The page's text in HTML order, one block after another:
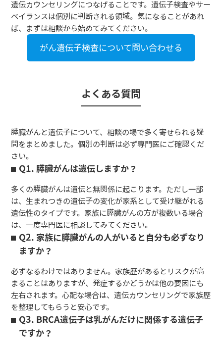
遺伝カウンセリングにつなげることです。遺伝子検査やサー
ベイランスは個別に判断される領域。気になることがあれ
ば、まずは相談から始めてみてください。
がん遺伝子検査について問い合わせる
よくある質問
膵臓がんと遺伝子について、相談の場で多く寄せられる疑
問をまとめました。個別の判断は必ず専門医にご確認くだ
さい。
Q1. 膵臓がんは遺伝しますか？
多くの膵臓がんは遺伝と無関係に起こります。ただし一部
は、生まれつきの遺伝子の変化が家系として受け継がれる
遺伝性のタイプです。家族に膵臓がんの方が複数いる場合
は、一度専門医に相談してみてください。
Q2. 家族に膵臓がんの人がいると自分も必ずなり
ますか？
必ずなるわけではありません。家族歴があるとリスクが高
まることはありますが、発症するかどうかは他の要因にも
左右されます。心配な場合は、遺伝カウンセリングで家族歴
を整理してもらうと安心です。
Q3. BRCA遺伝子は乳がんだけに関係する遺伝子
ですか？